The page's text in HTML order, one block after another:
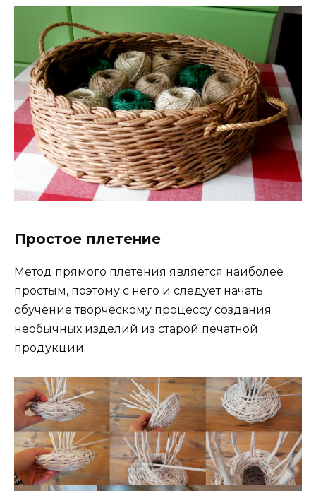
Простое плетение
Метод прямого плетения является наиболее
простым, поэтому с него и следует начать
обучение творческому процессу создания
необычных изделий из старой печатной
продукции.